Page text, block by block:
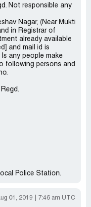
Not responsible any
Nagar, (Near Mukti
in Registrar of
already available
and mail id is
Is any people make
following persons and
Police Station.
01, 2019 7:46 am UTC